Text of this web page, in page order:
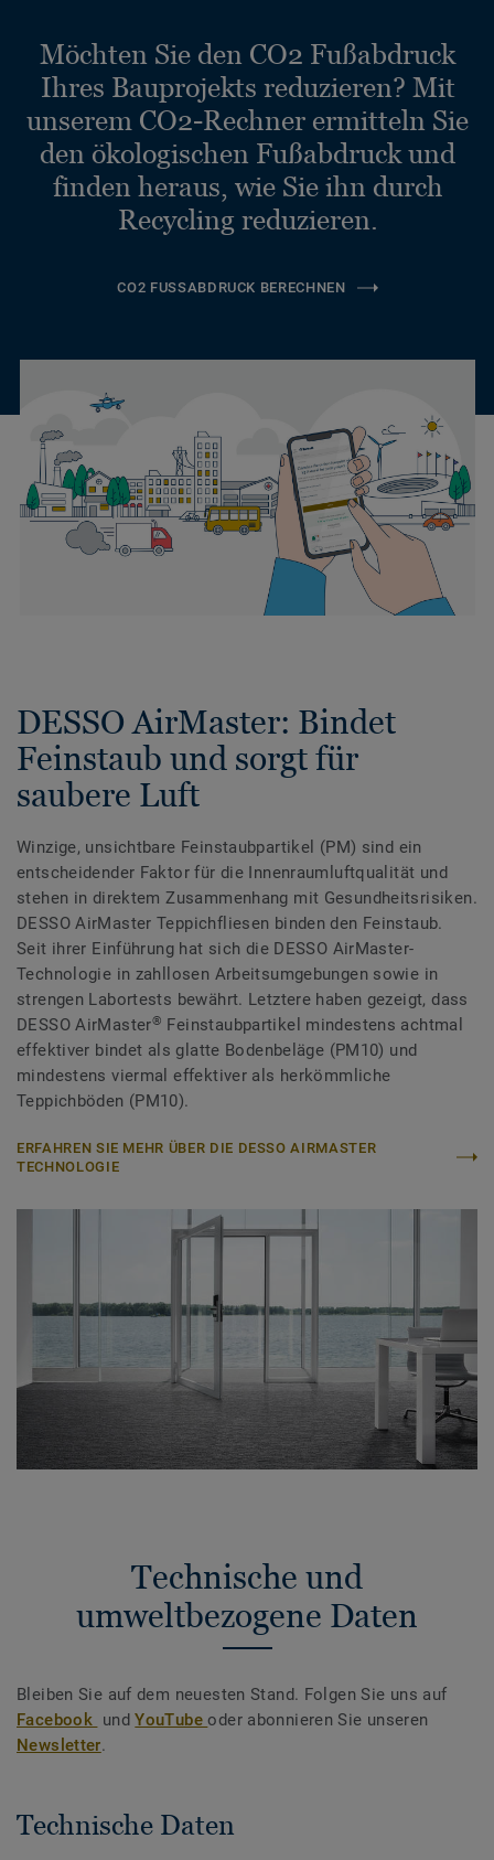
Möchten Sie den CO2 Fußabdruck
Ihres Bauprojekts reduzieren? Mit
unserem CO2-Rechner ermitteln Sie
den ökologischen Fußabdruck und
finden heraus, wie Sie ihn durch
Recycling reduzieren.
CO2 FUSSABDRUCK BERECHNEN
DESSO AirMaster: Bindet
Feinstaub und sorgt für
saubere Luft
Winzige, unsichtbare Feinstaubpartikel (PM) sind ein
entscheidender Faktor für die Innenraumluftqualität und
stehen in direktem Zusammenhang mit Gesundheitsrisiken.
DESSO AirMaster Teppichfliesen binden den Feinstaub.
Seit ihrer Einführung hat sich die DESSO AirMaster-
Technologie in zahllosen Arbeitsumgebungen sowie in
strengen Labortests bewährt. Letztere haben gezeigt, dass
DESSO AirMaster® Feinstaubpartikel mindestens achtmal
effektiver bindet als glatte Bodenbeläge (PM10) und
mindestens viermal effektiver als herkömmliche
Teppichböden (PM10).
ERFAHREN SIE MEHR ÜBER DIE DESSO AIRMASTER
TECHNOLOGIE
Technische und
umweltbezogene Daten
Bleiben Sie auf dem neuesten Stand. Folgen Sie uns auf
Facebook undYouTubeoder abonnieren Sie unseren
Newsletter.
Technische Daten